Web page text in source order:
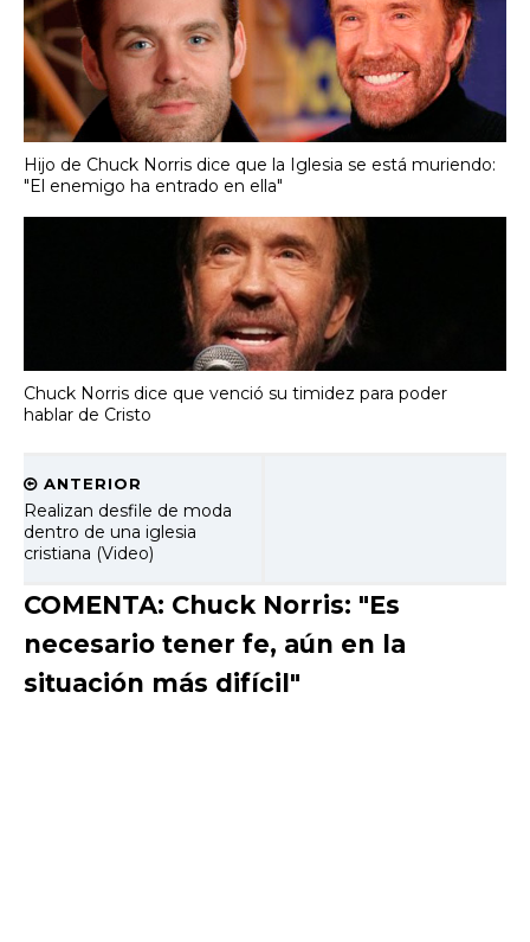
Hijo de Chuck Norris dice que la Iglesia se está muriendo:
"El enemigo ha entrado en ella"
Chuck Norris dice que venció su timidez para poder
hablar de Cristo
ANTERIOR
Realizan desfile de moda
dentro de una iglesia
cristiana (Video)
COMENTA: Chuck Norris: "Es
necesario tener fe, aún en la
situación más difícil"